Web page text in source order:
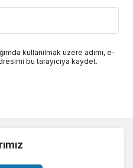
kullanılmak üzere adımı, e-